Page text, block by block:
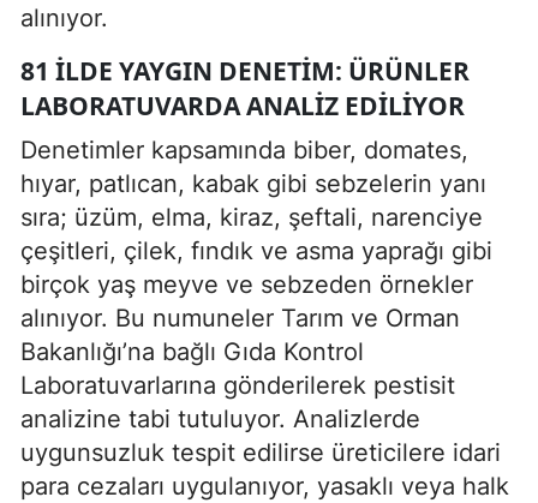
alınıyor.
81 İLDE YAYGIN DENETIM: ÜRÜNLER
LABORATUVARDA ANALIZ EDILIYOR
Denetimler kapsamında biber, domates,
hıyar, patlıcan, kabak gibi sebzelerin yanı
sıra; üzüm, elma, kiraz, şeftali, narenciye
çeşitleri, çilek, fındık ve asma yaprağı gibi
birçok yaş meyve ve sebzeden örnekler
alınıyor. Bu numuneler Tarım ve Orman
Bakanlığı’na bağlı Gıda Kontrol
Laboratuvarlarına gönderilerek pestisit
analizine tabi tutuluyor. Analizlerde
uygunsuzluk tespit edilirse üreticilere idari
para cezaları uygulanıyor, yasaklı veya halk